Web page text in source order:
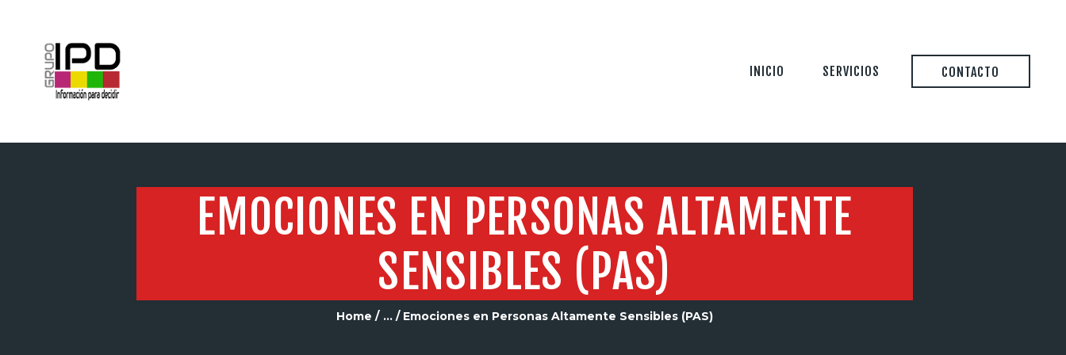
INICIO SERVICIOS CONTACTO
EMOCIONES EN PERSONAS ALTAMENTE
SENSIBLES (PAS)
Home ... Emociones en Personas Altamente Sensibles (PAS)